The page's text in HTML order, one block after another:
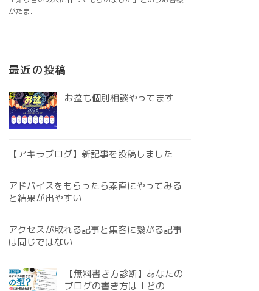
最近の投稿
お盆も個別相談やってます
【アキラブログ】新記事を投稿しました
アドバイスをもらったら素直にやってみる
と結果が出やすい
アクセスが取れる記事と集客に繋がる記事
は同じではない
【無料書き方診断】あなたの
ブログの書き方は「どの